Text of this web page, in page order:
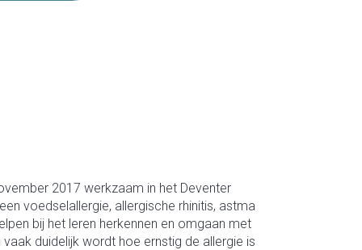
2017 werkzaam in het Deventer
voedselallergie, allergische rhinitis, astma
bij het leren herkennen en omgaan met
duidelijk wordt hoe ernstig de allergie is